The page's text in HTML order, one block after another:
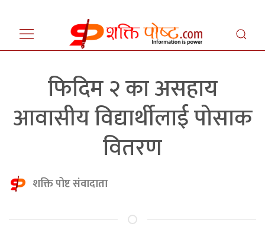
फिदिम २ का असहाय
आवासीय विद्यार्थीलाई पोसाक
वितरण
शक्ति पोष्ट संवादाता